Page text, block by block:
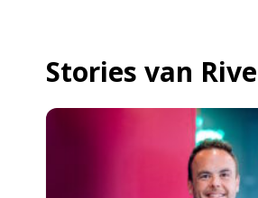
Stories van